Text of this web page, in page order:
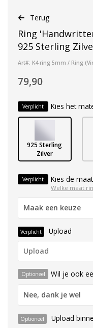
Terug
Ring
925 Sterling
Art#: K4 ring 5mm / Ring
79,90
Verplicht Kies het
925 Sterling
Zilver
Verplicht Kies de maat
Welke maat
Maak een keuze
Verplicht Upload
Optioneel Wil je ook
Nee, dank je wel
Optioneel Upload